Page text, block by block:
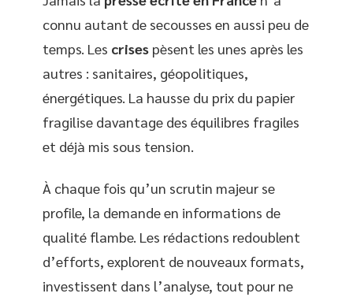
connu autant de secousses en aussi peu de
temps. Les crises pèsent les unes après les
autres : sanitaires, géopolitiques,
énergétiques. La hausse du prix du papier
fragilise davantage des équilibres fragiles
et déjà mis sous tension.
À chaque fois qu’un scrutin majeur se
profile, la demande en informations de
qualité flambe. Les rédactions redoublent
d’efforts, explorent de nouveaux formats,
investissent dans l’analyse, tout pour ne